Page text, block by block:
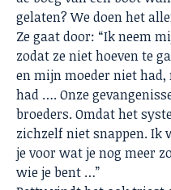
gelaten? We doen het
Ze gaat door: “Ik neem
zodat ze niet hoeven te
en mijn moeder niet
had …. Onze
broeders. Omdat het
zichzelf niet snappen. Ik
je voor wat je nog meer
wie je bent …”